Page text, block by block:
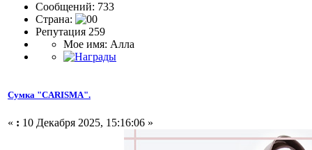
Сообщений: 733
Страна:
Репутация 259
Мое имя: Алла
Сумка "CARISMA".
« : 10 Декабря 2025, 15:16:06 »